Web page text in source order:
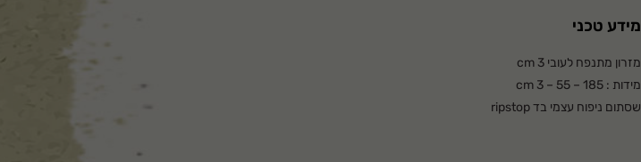
מידע טכני
מזרון מתנפח לעובי 3 cm
מידות : 185 – 55 – 3 cm
שסתום ניפוח עצמי בד ripstop